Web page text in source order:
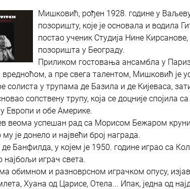
Мишковић, рођен 1928. године у
позоришту, које је основала и водила
постао ученик Студија Нине
позоришта у Београду.
Приликом гостовања ансамбла у
а пре свега талентом, Мишковић је
солиста у трупама де Базила и де Кијеваса,
сопствену трупу, која се доцније
Европи и обе Америке.
веома успешан рад са Морисом Бежаром
је донело и највећи број награда.
де Банфилда, у којем је 1950. године играо са
најбољи играч света.
обимном и разноврсном играчком опусу,
Хуана од Царисе, Отела... Ипак, једна од